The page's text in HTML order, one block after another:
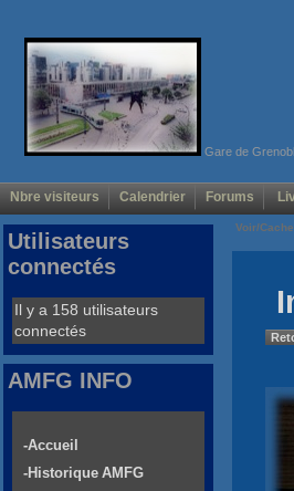
Gare de
Nbre visiteurs Calendrier Forums
Voir/
Utilisateurs
connectés
Il y a 158 utilisateurs
connectés
AMFG INFO
-Accueil
-Historique AMFG